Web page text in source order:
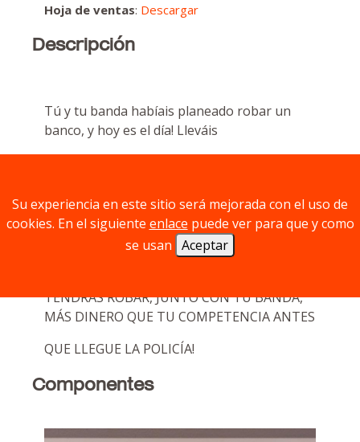
Hoja de ventas: Descargar
Descripción
Tú y tu banda habíais planeado robar un
banco, y hoy es el día! Lleváis
Os encuentráis que no sois las únicas
personas que han decidido robar este banco
TENDRÁS ROBAR, JUNTO CON TU BANDA,
MÁS DINERO QUE TU COMPETENCIA ANTES
QUE LLEGUE LA POLICÍA!
Componentes
Su experiencia en este sitio será mejorada con el uso de
cookies. En el siguiente enlace puede ver para que y como
se usan Aceptar